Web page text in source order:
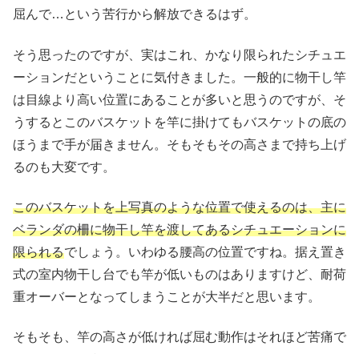
屈んで…という苦行から解放できるはず。
そう思ったのですが、実はこれ、かなり限られたシチュエ
ーションだということに気付きました。一般的に物干し竿
は目線より高い位置にあることが多いと思うのですが、そ
うするとこのバスケットを竿に掛けてもバスケットの底の
ほうまで手が届きません。そもそもその高さまで持ち上げ
るのも大変です。
このバスケットを上写真のような位置で使えるのは、主に
ベランダの柵に物干し竿を渡してあるシチュエーションに
限られるでしょう。いわゆる腰高の位置ですね。据え置き
式の室内物干し台でも竿が低いものはありますけど、耐荷
重オーバーとなってしまうことが大半だと思います。
そもそも、竿の高さが低ければ屈む動作はそれほど苦痛で